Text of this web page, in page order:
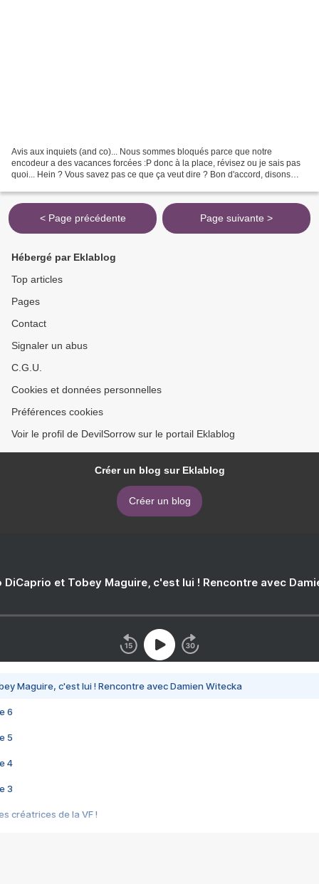
Avis aux inquiets (and co)... Nous sommes bloqués parce que notre
encodeur a des vacances forcées :P donc à la place, révisez ou je sais pas
quoi... Hein ? Vous savez pas ce que ça veut dire ? Bon d'accord, disons
< Page précédente Page suivante >
Hébergé par Eklablog
Top articles
Pages
Contact
Signaler un abus
C.G.U.
Cookies et données personnelles
Préférences cookies
Voir le profil de DevilSorrow sur le portail Eklablog
Créer un blog sur Eklablog
Créer un blog
DiCaprio et Tobey Maguire, c'est lui ! Rencontre avec
Maguire, c'est lui ! Rencontre avec Damien Witecka
6
5
4
3
créatrices de la VF !